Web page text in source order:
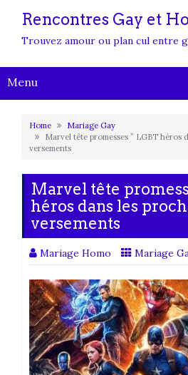
Rencontres Gay et
Trouvez amour ou plan cul entre
Menu
Home
Mariage Gay
Marvel tête promesses ” LGBT héros
versements
Marvel tête
héros dans les
versements
Mariage Homo Mariage